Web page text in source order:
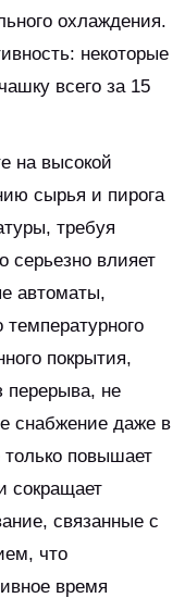
охлаждения.
некоторые
всего за 15
на высокой
сырья и пирога
требуя
серьезно влияет
автоматы,
покрытия,
перерыва, не
снабжение даже в
повышает
сокращает
связанные с
что
время